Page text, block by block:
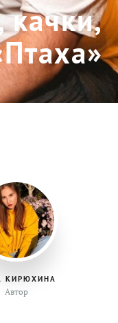
качки,
КИРЮХИНА
Автор